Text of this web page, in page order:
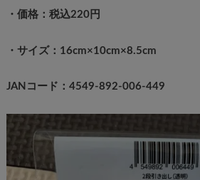
・価格：税込220円
・サイズ：16cm×10cm×8.5cm
JANコード：4549-892-006-449